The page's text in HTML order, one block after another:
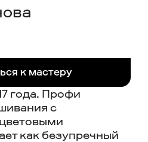
к мастеру
года. Профи
с
как безупречный